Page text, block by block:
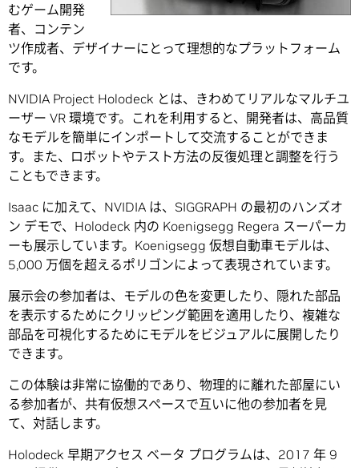
むゲーム開発
者、コンテン
ツ作成者、デザイナーにとって理想的なプラットフォーム
です。
NVIDIA Project Holodeck とは、きわめてリアルなマルチユ
ーザー VR 環境です。これを利用すると、開発者は、高品質
なモデルを簡単にインポートして交流することができま
す。また、ロボットやテスト方法の反復処理と調整を行う
こともできます。
Isaac に加えて、NVIDIA は、SIGGRAPH の最初のハンズオ
ン デモで、Holodeck 内の Koenigsegg Regera スーパーカ
ーも展示しています。Koenigsegg 仮想自動車モデルは、
5,000 万個を超えるポリゴンによって表現されています。
展示会の参加者は、モデルの色を変更したり、隠れた部品
を表示するためにクリッピング範囲を適用したり、複雑な
部品を可視化するためにモデルをビジュアルに展開したり
できます。
この体験は非常に協働的であり、物理的に離れた部屋にい
る参加者が、共有仮想スペースで互いに他の参加者を見
て、対話します。
Holodeck 早期アクセス ベータ プログラムは、2017 年 9